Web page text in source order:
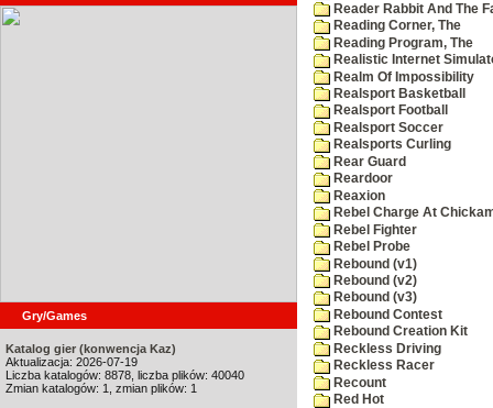
Gry/Games
Katalog gier (konwencja Kaz)
Aktualizacja: 2026-07-19
Liczba katalogów: 8878, liczba plików: 40040
Zmian katalogów: 1, zmian plików: 1
Reader Rabbit And The
Reading Corner, The
Reading Program, The
Realistic Internet
Realm Of Impossibility
Realsport Basketball
Realsport Football
Realsport Soccer
Realsports Curling
Rear Guard
Reardoor
Reaxion
Rebel Charge At
Rebel Fighter
Rebel Probe
Rebound (v1)
Rebound (v2)
Rebound (v3)
Rebound Contest
Rebound Creation Kit
Reckless Driving
Reckless Racer
Recount
Red Hot